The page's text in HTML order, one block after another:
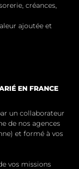
créances,
ajoutée et
EN FRANCE
un collaborateur
de nos agences
et formé à vos
vos missions